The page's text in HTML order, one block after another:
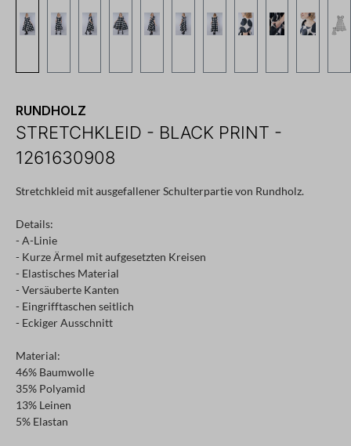
RUNDHOLZ
STRETCHKLEID - BLACK PRINT -
1261630908
Stretchkleid mit ausgefallener Schulterpartie von Rundholz.
Details:
- A-Linie
- Kurze Ärmel mit aufgesetzten Kreisen
- Elastisches Material
- Versäuberte Kanten
- Eingrifftaschen seitlich
- Eckiger Ausschnitt
Material:
46% Baumwolle
35% Polyamid
13% Leinen
5% Elastan